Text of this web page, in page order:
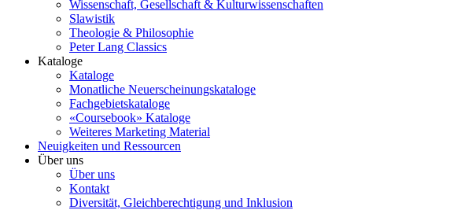
Wissenschaft, Gesellschaft & Kulturwissenschaften
Slawistik
Theologie & Philosophie
Peter Lang Classics
Kataloge
Kataloge
Monatliche Neuerscheinungskataloge
Fachgebietskataloge
«Coursebook» Kataloge
Weiteres Marketing Material
Neuigkeiten und Ressourcen
Über uns
Über uns
Kontakt
Diversität, Gleichberechtigung und Inklusion